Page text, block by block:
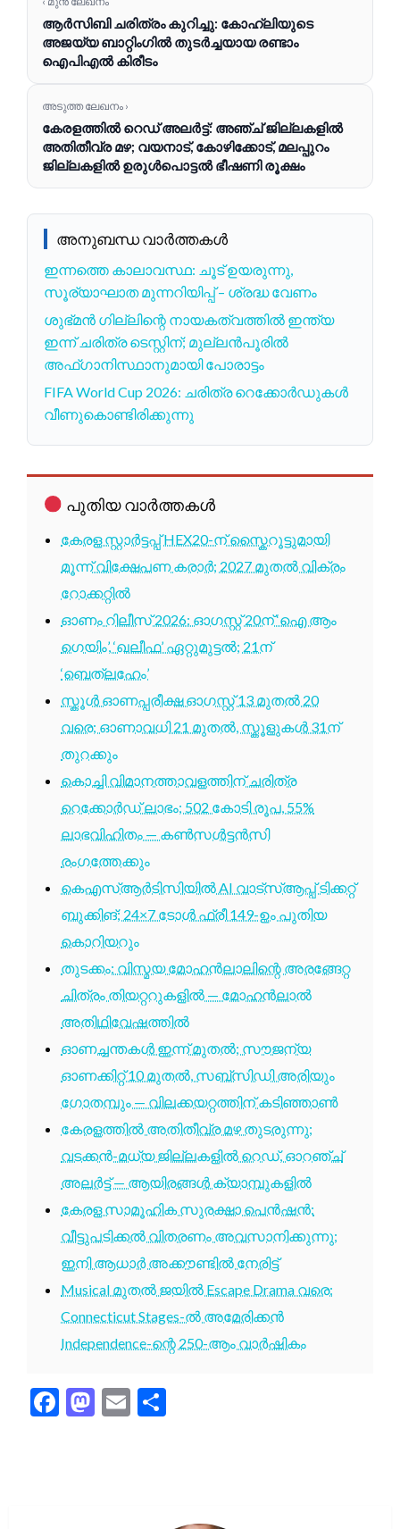
ആർ‌സി‌ബി ചരിത്രം കുറിച്ചു: കോഹ്‌ലിയുടെ
അജയ്യ ബാറ്റിംഗിൽ തുടർച്ചയായ രണ്ടാം
ഐ‌പി‌എൽ കിരീടം
അടുത്ത ലേഖനം ›
കേരളത്തിൽ റെഡ് അലർട്ട്: അഞ്ച് ജില്ലകളിൽ
അതിതീവ്ര മഴ; വയനാട്, കോഴിക്കോട്, മലപ്പുറം
ജില്ലകളിൽ ഉരുൾപൊട്ടൽ ഭീഷണി രൂക്ഷം
അനുബന്ധ വാർത്തകൾ
ഇന്നത്തെ കാലാവസ്ഥ: ചൂട് ഉയരുന്നു,
സൂര്യാഘാത മുന്നറിയിപ്പ് – ശ്രദ്ധ വേണം
ശുഭ്മൻ ഗില്ലിന്റെ നായകത്വത്തിൽ ഇന്ത്യ
ഇന്ന് ചരിത്ര ടെസ്റ്റിന്; മുല്ലൻപൂരിൽ
അഫ്ഗാനിസ്ഥാനുമായി പോരാട്ടം
FIFA World Cup 2026: ചരിത്ര റെക്കോർഡുകൾ
വീണുകൊണ്ടിരിക്കുന്നു
പുതിയ വാർത്തകൾ
കേരള സ്റ്റാർട്ടപ്പ് HEX20-ന് സ്കൈറൂട്ടുമായി
മൂന്ന് വിക്ഷേപണ കരാർ; 2027 മുതൽ വിക്രം
റോക്കറ്റിൽ
ഓണം റിലീസ് 2026: ഓഗസ്റ്റ് 20ന് ‘ഐ ആം
ഗെയിം’, ‘ഖലീഫ’ ഏറ്റുമുട്ടൽ; 21ന്
‘ബെത്‌ലഹേം’
സ്കൂൾ ഓണപ്പരീക്ഷ ഓഗസ്റ്റ് 13 മുതൽ 20
വരെ; ഓണാവധി 21 മുതൽ, സ്കൂളുകൾ 31ന്
തുറക്കും
കൊച്ചി വിമാനത്താവളത്തിന് ചരിത്ര
റെക്കോർഡ് ലാഭം; 502 കോടി രൂപ, 55%
ലാഭവിഹിതം — കൺസൾട്ടൻസി
രംഗത്തേക്കും
കെഎസ്ആർടിസിയിൽ AI വാട്സ്ആപ്പ് ടിക്കറ്റ്
ബുക്കിങ്; 24×7 ടോൾ ഫ്രീ 149-ഉം പുതിയ
കൊറിയറും
തുടക്കം: വിസ്മയ മോഹൻലാലിന്റെ അരങ്ങേറ്റ
ചിത്രം തിയറ്ററുകളിൽ — മോഹൻലാൽ
അതിഥിവേഷത്തിൽ
ഓണച്ചന്തകൾ ഇന്ന് മുതൽ; സൗജന്യ
ഓണക്കിറ്റ് 10 മുതൽ, സബ്സിഡി അരിയും
ഗോതമ്പും — വിലക്കയറ്റത്തിന് കടിഞ്ഞാൺ
കേരളത്തിൽ അതിതീവ്ര മഴ തുടരുന്നു;
വടക്കൻ-മധ്യ ജില്ലകളിൽ റെഡ്, ഓറഞ്ച്
അലർട്ട് — ആയിരങ്ങൾ ക്യാമ്പുകളിൽ
കേരള സാമൂഹിക സുരക്ഷാ പെൻഷൻ:
വീട്ടുപടിക്കൽ വിതരണം അവസാനിക്കുന്നു;
ഇനി ആധാർ അക്കൗണ്ടിൽ നേരിട്ട്
Musical മുതൽ ജയിൽ Escape Drama വരെ:
Connecticut Stages-ൽ അമേരിക്കൻ
Independence-ന്റെ 250-ആം വാർഷികം
Facebook
Mastodon
Email